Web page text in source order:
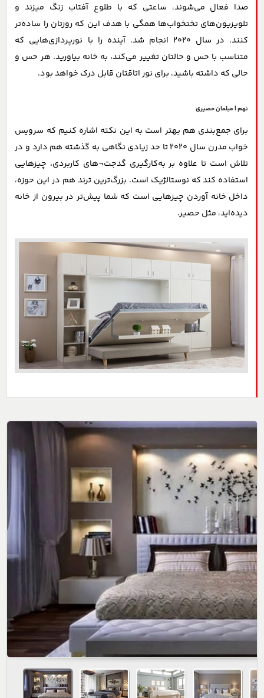
صدا فعال می‌شوند، ساعتی که با طلوع آفتاب زنگ میزند و
تلویزیون‌های تختخواب‌ها همگی با هدف این که روزتان را ساده‌تر
کنند، در سال 2020 انجام شد. آینده را با نورپردازی‌هایی که
متناسب با حس و حالتان تغییر می‌کند، به خانه بیاورید. هر حس و
حالی که داشته باشید، برای نور اتاقتان قابل درک خواهد بود.
نهم | مبلمان حصیری
برای جمع‌بندی هم بهتر است به این نکته اشاره کنیم که سرویس
خواب مدرن سال 2020 تا حد زیادی نگاهی به گذشته هم دارد و در
تلاش است تا علاوه بر به‌کارگیری گدجت¬های کاربردی، چیزهایی
استفاده کند که نوستالژیک است. بزرگ‌ترین ترند هم در این حوزه،
داخل خانه آوردن چیزهایی است که شما پیش‌تر در بیرون از خانه
دیده‌اید، مثل حصیر.